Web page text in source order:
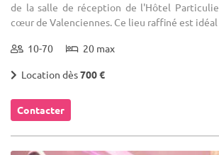
de la salle de réception de l'Hôtel
cœur de Valenciennes. Ce lieu raffiné est idéal
10-70 20 max
Location dès700 €
Contacter